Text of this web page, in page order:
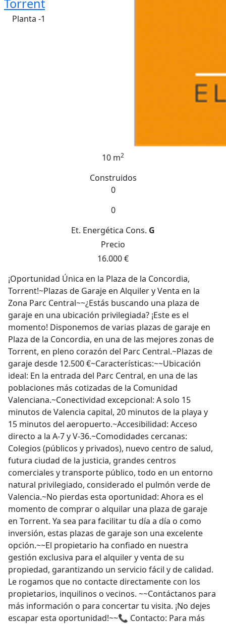
Planta -1
0
Precio
16.000 €
Torrent!~Plazas de Garaje en Alquiler y Venta en la
Zona Parc Central~~¿Estás buscando una plaza de
garaje en una ubicación privilegiada? ¡Este es el
momento! Disponemos de varias plazas de garaje en
Plaza de la Concordia, en una de las mejores zonas de
Torrent, en pleno corazón del Parc Central.~Plazas de
garaje desde 12.500 €~Características:~~Ubicación
ideal: En la entrada del Parc Central, en una de las
poblaciones más cotizadas de la Comunidad
Valenciana.~Conectividad excepcional: A solo 15
minutos de Valencia capital, 20 minutos de la playa y
15 minutos del aeropuerto.~Accesibilidad: Acceso
directo a la A-7 y V-36.~Comodidades cercanas:
Colegios (públicos y privados), nuevo centro de salud,
futura ciudad de la justicia, grandes centros
comerciales y transporte público, todo en un entorno
natural privilegiado, considerado el pulmón verde de
Valencia.~No pierdas esta oportunidad: Ahora es el
momento de comprar o alquilar una plaza de garaje
en Torrent. Ya sea para facilitar tu día a día o como
inversión, estas plazas de garaje son una excelente
opción.~~El propietario ha confiado en nuestra
gestión exclusiva para el alquiler y venta de su
propiedad, garantizando un servicio fácil y de calidad.
Le rogamos que no contacte directamente con los
propietarios, inquilinos o vecinos. ~~Contáctanos para
más información o para concertar tu visita. ¡No dejes
escapar esta oportunidad!~~📞 Contacto: Para más
información o concertar una visita, llama al